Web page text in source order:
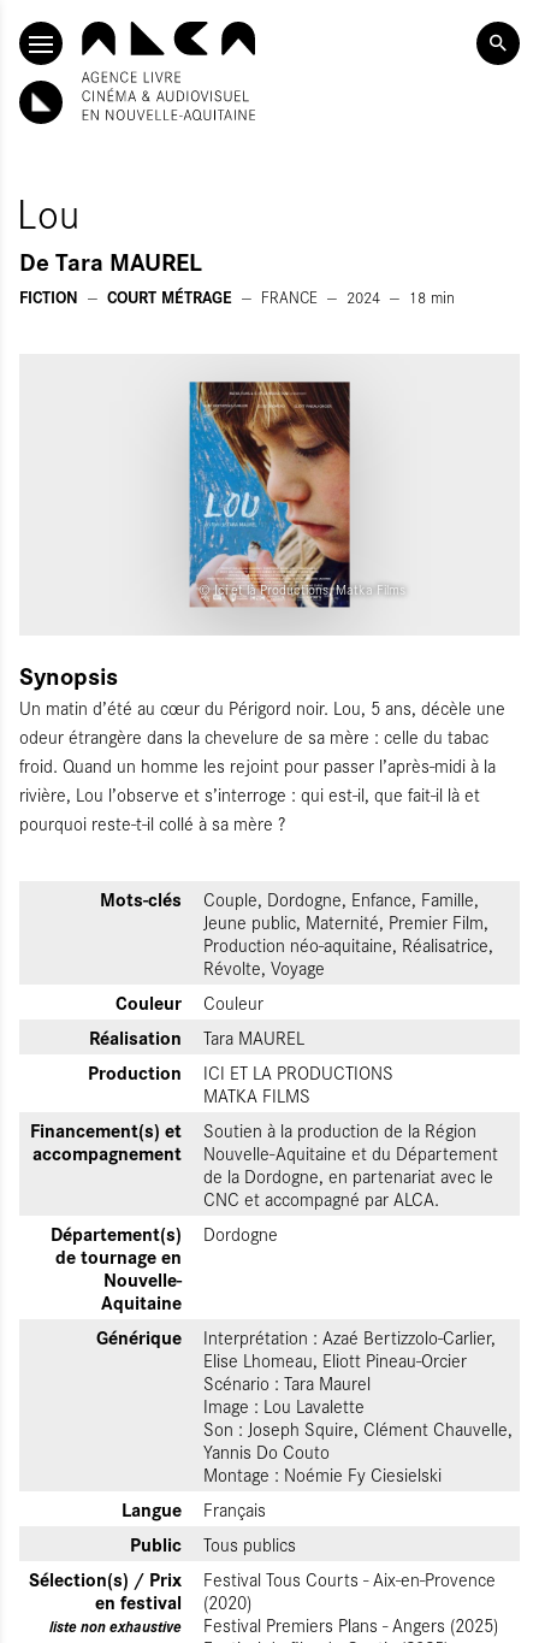
ALLER AU CONTENU PRINCIPAL
Lou
De Tara MAUREL
FICTION COURT MÉTRAGE FRANCE 2024 18 min
© Ici et là Productions, Matka Films
Synopsis
Un matin d’été au cœur du Périgord noir. Lou, 5 ans, décèle une
odeur étrangère dans la chevelure de sa mère : celle du tabac
froid. Quand un homme les rejoint pour passer l’après-midi à la
rivière, Lou l’observe et s’interroge : qui est-il, que fait-il là et
pourquoi reste-t-il collé à sa mère ?
Mots-clés
Couple, Dordogne, Enfance, Famille,
Jeune public, Maternité, Premier Film,
Production néo-aquitaine, Réalisatrice,
Révolte, Voyage
Couleur Couleur
Réalisation Tara MAUREL
Production
ICI ET LA PRODUCTIONS
MATKA FILMS
Financement(s) et
accompagnement
Soutien à la production de la Région
Nouvelle-Aquitaine et du Département
de la Dordogne, en partenariat avec le
CNC et accompagné par ALCA.
Département(s)
de tournage en
Nouvelle-
Aquitaine
Dordogne
Générique
Interprétation : Azaé Bertizzolo-Carlier,
Elise Lhomeau, Eliott Pineau-Orcier
Scénario : Tara Maurel
Image : Lou Lavalette
Son : Joseph Squire, Clément Chauvelle,
Yannis Do Couto
Montage : Noémie Fy Ciesielski
Langue Français
Public Tous publics
Sélection(s) / Prix
en festival
liste non exhaustive
Festival Tous Courts - Aix-en-Provence
(2020)
Festival Premiers Plans - Angers (2025)